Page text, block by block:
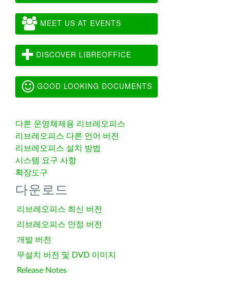
MEET US AT EVENTS
DISCOVER LIBREOFFICE
GOOD LOOKING DOCUMENTS
다른 운영체제용 리브레오피스
리브레오피스 다른 언어 버전
리브레오피스 설치 방법
시스템 요구 사항
확장도구
다운로드
리브레오피스 최신 버전
리브레오피스 안정 버전
개발 버전
무설치 버전 및 DVD 이미지
Release Notes